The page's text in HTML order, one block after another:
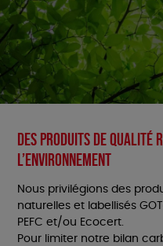
Des produits de qualité
l’environnement
Nous privilégions des
naturelles et labellisés
PEFC et/ou Ecocert.
Pour limiter notre bilan